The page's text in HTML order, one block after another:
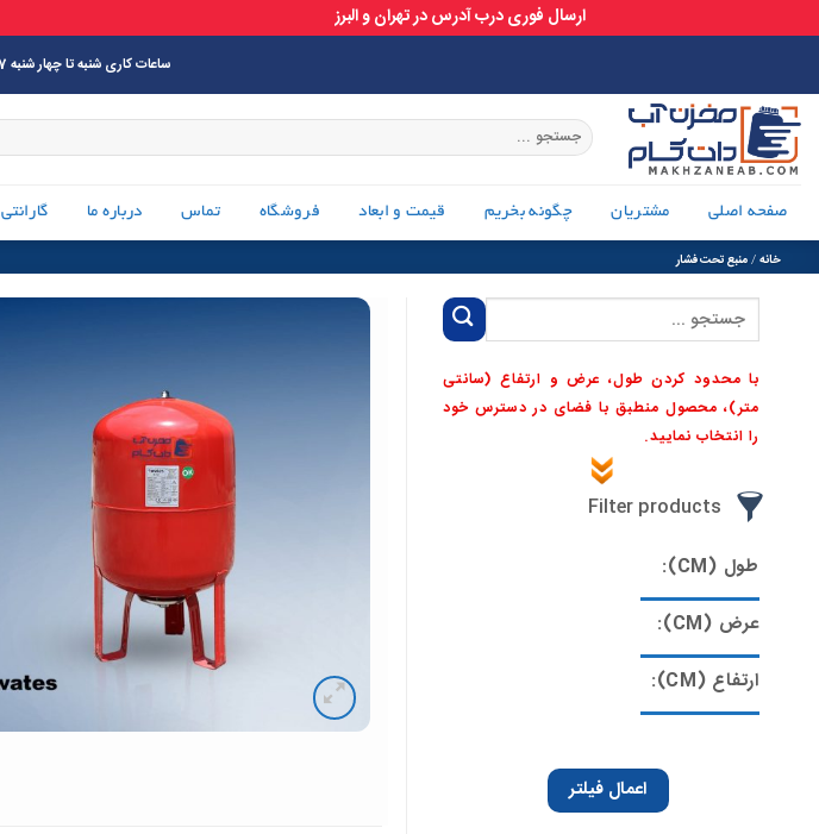
ارسال فوری درب آدرس در تهران و البرز
to
content
ساعات کاری شنبه تا چهار شنبه 7 الی 18 و پنج شنبه تا 13
جستجو
برای:
صفحه اصلی مشتریان چگونه بخریم قیمت و ابعاد فروشگاه تماس درباره ما گارانتی
خانه/منبع تحت فشار
جستجو
برای:
با محدود کردن طول، عرض و ارتفاع (سانتی
متر)، محصول منطبق با فضای در دسترس خود
را انتخاب نمایید.
Filter products
طول (CM):
عرض (CM):
ارتفاع (CM):
اعمال فیلتر